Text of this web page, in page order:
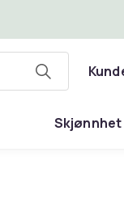
Skjønnhet